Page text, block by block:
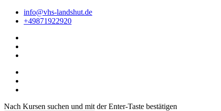
info@vhs-landshut.de
+49871922920
Nach Kursen suchen und mit der Enter-Taste bestätigen